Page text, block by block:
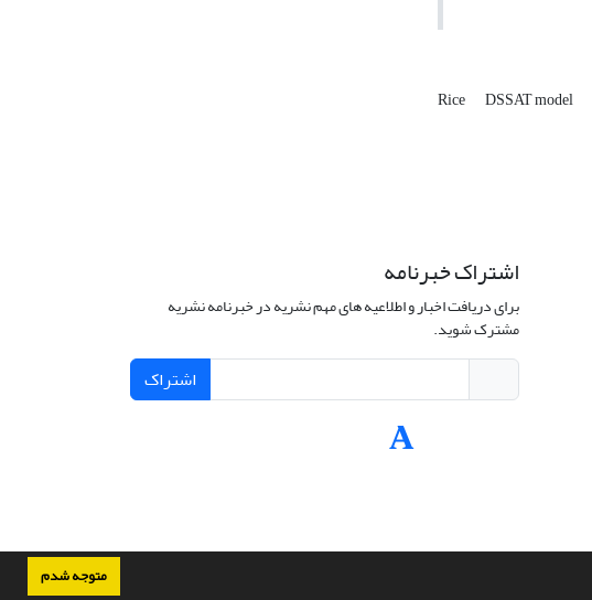
متوجه شدم
Rice DSSAT model
اشتراک خبرنامه
برای دریافت اخبار و اطلاعیه های مهم نشریه در خبرنامه نشریه
مشترک شوید.
اشتراک